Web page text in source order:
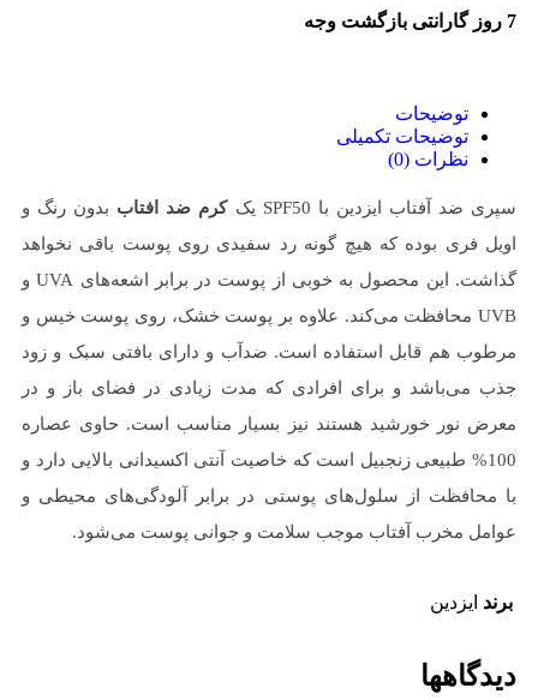
7 روز گارانتی بازگشت وجه
توضیحات
توضیحات تکمیلی
نظرات (0)
سپری ضد آفتاب ایزدین با SPF50 یک کرم ضد افتاب بدون رنگ و
اویل فری بوده که هیچ گونه رد سفیدی روی پوست باقی نخواهد
گذاشت. این محصول به خوبی از پوست در برابر اشعه‌های UVA و
UVB محافظت می‌کند. علاوه بر پوست خشک، روی پوست خیس و
مرطوب هم قابل استفاده است. ضدآب و دارای بافتی سبک و زود
جذب می‌باشد و برای افرادی که مدت زیادی در فضای باز و در
معرض نور خورشید هستند نیز بسیار مناسب است. حاوی عصاره
100% طبیعی زنجبیل است که خاصیت آنتی اکسیدانی بالایی دارد و
با محافظت از سلول‌های پوستی در برابر آلودگی‌های محیطی و
عوامل مخرب آفتاب موجب سلامت و جوانی پوست می‌شود.
برند ایزدین
دیدگاهها